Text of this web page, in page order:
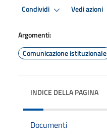
Condividi Vedi azioni
Argomenti:
Comunicazione istituzionale
INDICE DELLA PAGINA
Documenti